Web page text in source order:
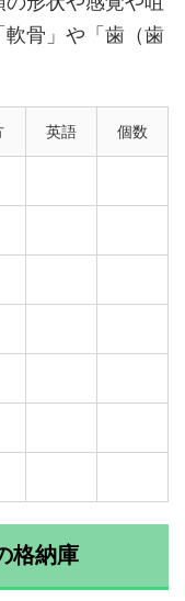
骨」や「歯（歯
英語 個数
格納庫